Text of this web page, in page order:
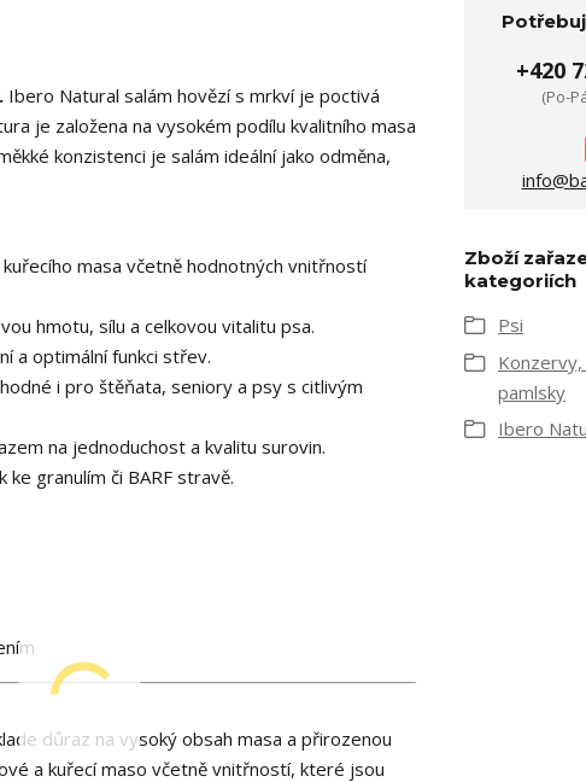
Ibero Natural salám hovězí s mrkví je poctivá
je založena na vysokém podílu kvalitního masa
konzistenci je salám ideální jako odměna,
masa včetně hodnotných vnitřností
hmotu, sílu a celkovou vitalitu psa.
a optimální funkci střev.
i pro štěňata, seniory a psy s citlivým
na jednoduchost a kvalitu surovin.
granulím či BARF stravě.
důraz na vysoký obsah masa a přirozenou
a kuřecí maso včetně vnitřností, které jsou
+420
(Po-
Zboží
kategoriích
Psi
Konzervy,
pamlsky
Ibero